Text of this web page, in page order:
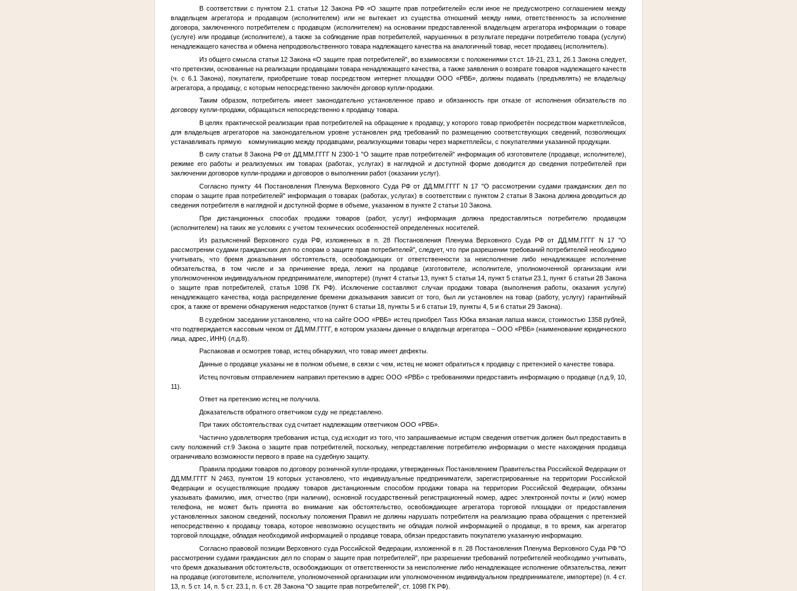
В соответствии с пунктом 2.1. статьи 12 Закона РФ «О защите прав потребителей» если иное не предусмотрено соглашением между
владельцем агрегатора и продавцом (исполнителем) или не вытекает из существа отношений между ними, ответственность за исполнение
договора, заключенного потребителем с продавцом (исполнителем) на основании предоставленной владельцем агрегатора информации о товаре
(услуге) или продавце (исполнителе), а также за соблюдение прав потребителей, нарушенных в результате передачи потребителю товара (услуги)
ненадлежащего качества и обмена непродовольственного товара надлежащего качества на аналогичный товар, несет продавец (исполнитель).
Из общего смысла статьи 12 Закона «О защите прав потребителей", во взаимосвязи с положениями ст.ст. 18-21, 23.1, 26.1 Закона следует,
что претензии, основанные на реализации продавцами товара ненадлежащего качества, а также заявления о возврате товаров надлежащего качеств
(ч. с 6.1 Закона), покупатели, приобретшие товар посредством интернет площадки ООО «РВБ», должны подавать (предъявлять) не владельцу
агрегатора, а продавцу, с которым непосредственно заключён договор купли-продажи.
Таким образом, потребитель имеет законодательно установленное право и обязанность при отказе от исполнения обязательств по
договору купли-продажи, обращаться непосредственно к продавцу товара.
В целях практической реализации прав потребителей на обращение к продавцу, у которого товар приобретён посредством маркетплейсов,
для владельцев агрегаторов на законодательном уровне установлен ряд требований по размещению соответствующих сведений, позволяющих
устанавливать прямую коммуникацию между продавцами, реализующими товары через маркетплейсы, с покупателями указанной продукции.
В силу статьи 8 Закона РФ от ДД.ММ.ГГГГN 2300-1 "О защите прав потребителей" информация об изготовителе (продавце, исполнителе),
режиме его работы и реализуемых им товарах (работах, услугах) в наглядной и доступной форме доводится до сведения потребителей при
заключении договоров купли-продажи и договоров о выполнении работ (оказании услуг).
Согласно пункту 44 Постановления Пленума Верховного Суда РФ от ДД.ММ.ГГГГN 17 "О рассмотрении судами гражданских дел по
спорам о защите прав потребителей" информация о товарах (работах, услугах) в соответствии с пунктом 2 статьи 8 Закона должна доводиться до
сведения потребителя в наглядной и доступной форме в объеме, указанном в пункте 2 статьи 10 Закона.
При дистанционных способах продажи товаров (работ, услуг) информация должна предоставляться потребителю продавцом
(исполнителем) на таких же условиях с учетом технических особенностей определенных носителей.
Из разъяснений Верховного суда РФ, изложенных в п. 28 Постановления Пленума Верховного Суда РФ от ДД.ММ.ГГГГ N 17 "О
рассмотрении судами гражданских дел по спорам о защите прав потребителей", следует, что при разрешении требований потребителей необходимо
учитывать, что бремя доказывания обстоятельств, освобождающих от ответственности за неисполнение либо ненадлежащее исполнение
обязательства, в том числе и за причинение вреда, лежит на продавце (изготовителе, исполнителе, уполномоченной организации или
уполномоченном индивидуальном предпринимателе, импортере) (пункт 4 статьи 13, пункт 5 статьи 14, пункт 5 статьи 23.1, пункт 6 статьи 28 Закона
о защите прав потребителей, статья 1098 ГК РФ). Исключение составляют случаи продажи товара (выполнения работы, оказания услуги)
ненадлежащего качества, когда распределение бремени доказывания зависит от того, был ли установлен на товар (работу, услугу) гарантийный
срок, а также от времени обнаружения недостатков (пункт 6 статьи 18, пункты 5 и 6 статьи 19, пункты 4, 5 и 6 статьи 29 Закона).
В судебном заседании установлено, что на сайте ООО «РВБ» истец приобрел Tass Юбка вязаная лапша макси, стоимостью 1358 рублей,
что подтверждается кассовым чеком от ДД.ММ.ГГГГ, в котором указаны данные о владельце агрегатора – ООО «РВБ» (наименование юридического
лица, адрес, ИНН) (л.д.8).
Распаковав и осмотрев товар, истец обнаружил, что товар имеет дефекты.
Данные о продавце указаны не в полном объеме, в связи с чем, истец не может обратиться к продавцу с претензией о качестве товара.
Истец почтовым отправлением направил претензию в адрес ООО «РВБ» с требованиями предоставить информацию о продавце (л.д.9, 10,
11).
Ответ на претензию истец не получила.
Доказательств обратного ответчиком суду не представлено.
При таких обстоятельствах суд считает надлежащим ответчиком ООО «РВБ».
Частично удовлетворяя требования истца, суд исходит из того, что запрашиваемые истцом сведения ответчик должен был предоставить в
силу положений ст.9 Закона о защите прав потребителей, поскольку, непредставление потребителю информации о месте нахождения продавца
ограничивало возможности первого в праве на судебную защиту.
Правила продажи товаров по договору розничной купли-продажи, утвержденных Постановлением Правительства Российской Федерации от
ДД.ММ.ГГГГN 2463, пунктом 19 которых установлено, что индивидуальные предприниматели, зарегистрированные на территории Российской
Федерации и осуществляющие продажу товаров дистанционным способом продажи товара на территории Российской Федерации, обязаны
указывать фамилию, имя, отчество (при наличии), основной государственный регистрационный номер, адрес электронной почты и (или) номер
телефона, не может быть принята во внимание как обстоятельство, освобождающее агрегатора торговой площадки от предоставления
установленных законом сведений, поскольку положения Правил не должны нарушать потребителя на реализацию права обращения с претензией
непосредственно к продавцу товара, которое невозможно осуществить не обладая полной информацией о продавце, в то время, как агрегатор
торговой площадке, обладая необходимой информацией о продавце товара, обязан предоставить покупателю указанную информацию.
Согласно правовой позиции Верховного суда Российской Федерации, изложенной в п. 28 Постановления Пленума Верховного Суда РФ "О
рассмотрении судами гражданских дел по спорам о защите прав потребителей", при разрешении требований потребителей необходимо учитывать,
что бремя доказывания обстоятельств, освобождающих от ответственности за неисполнение либо ненадлежащее исполнение обязательства, лежит
на продавце (изготовителе, исполнителе, уполномоченной организации или уполномоченном индивидуальном предпринимателе, импортере) (п. 4 ст.
13, п. 5 ст. 14, п. 5 ст. 23.1, п. 6 ст. 28 Закона "О защите прав потребителей", ст. 1098 ГК РФ).